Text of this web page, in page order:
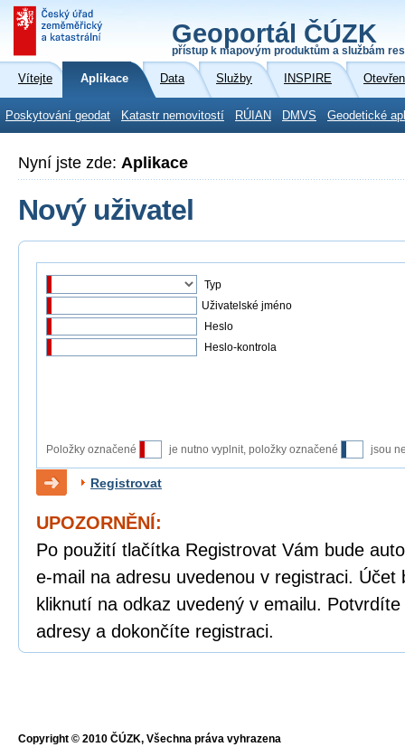
Geoportál ČÚZK
přístup k mapovým produktům a službám
Vítejte Aplikace Data Služby INSPIRE
Poskytování geodat Katastr nemovitostí RÚIAN DMVS Geodetické
Nyní jste zde: Aplikace
Nový uživatel
Typ
Uživatelské jméno
Heslo
Heslo-kontrola
Položky označené je nutno vyplnit, položky označené jsou
Registrovat
UPOZORNĚNÍ:
Po použití tlačítka Registrovat Vám bude
e-mail na adresu uvedenou v registraci. Účet
kliknutí na odkaz uvedený v emailu.
adresy a dokončíte registraci.
Copyright © 2010 ČÚZK, Všechna práva vyhrazena